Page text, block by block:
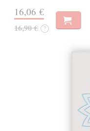
16,06 €
16,90 € ?